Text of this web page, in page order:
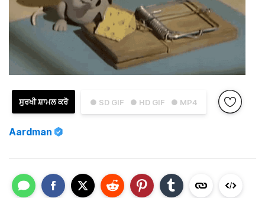
● SD GIF ● HD GIF ● MP4
ਸੁਰਖੀ ਸ਼ਾਮਲ ਕਰੋ
Aardman